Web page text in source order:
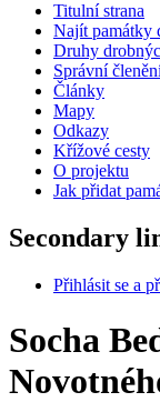
Titulní strana
Najít památky
Druhy
Správní
Články
Mapy
Odkazy
Křížové cesty
O projektu
Jak přidat
Secondary
Přihlásit se a
Socha